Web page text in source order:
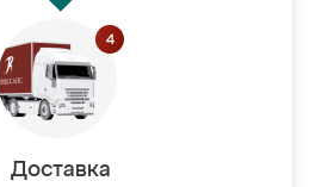
Доставка